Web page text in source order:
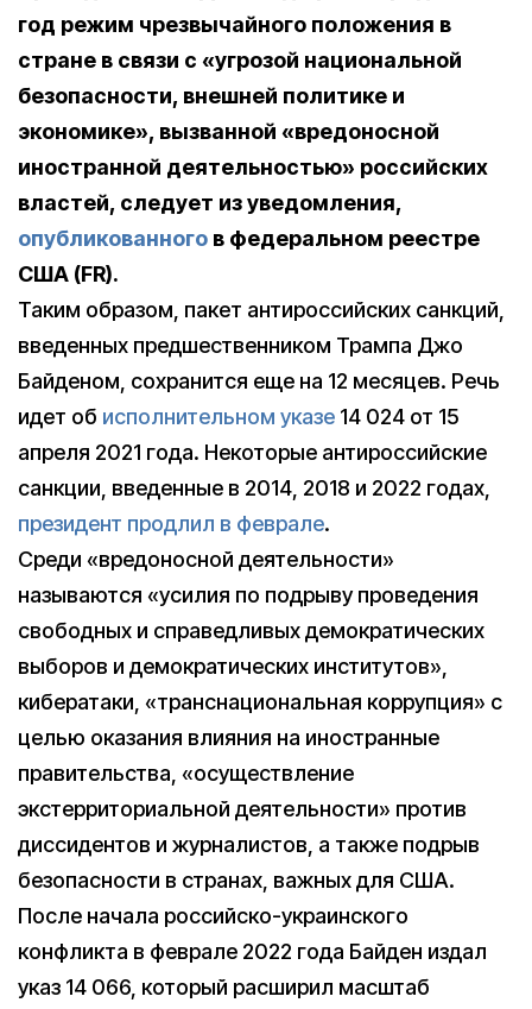
год режим чрезвычайного положения в
стране в связи с «угрозой национальной
безопасности, внешней политике и
экономике», вызванной «вредоносной
иностранной деятельностью» российских
властей, следует из уведомления,
опубликованного в федеральном реестре
США (FR).
Таким образом, пакет антироссийских санкций,
введенных предшественником Трампа Джо
Байденом, сохранится еще на 12 месяцев. Речь
идет об исполнительном указе 14 024 от 15
апреля 2021 года. Некоторые антироссийские
санкции, введенные в 2014, 2018 и 2022 годах,
президент продлил в феврале.
Среди «вредоносной деятельности»
называются «усилия по подрыву проведения
свободных и справедливых демократических
выборов и демократических институтов»,
кибератаки, «транснациональная коррупция» с
целью оказания влияния на иностранные
правительства, «осуществление
экстерриториальной деятельности» против
диссидентов и журналистов, а также подрыв
безопасности в странах, важных для США.
После начала российско-украинского
конфликта в феврале 2022 года Байден издал
указ 14 066, который расширил масштаб